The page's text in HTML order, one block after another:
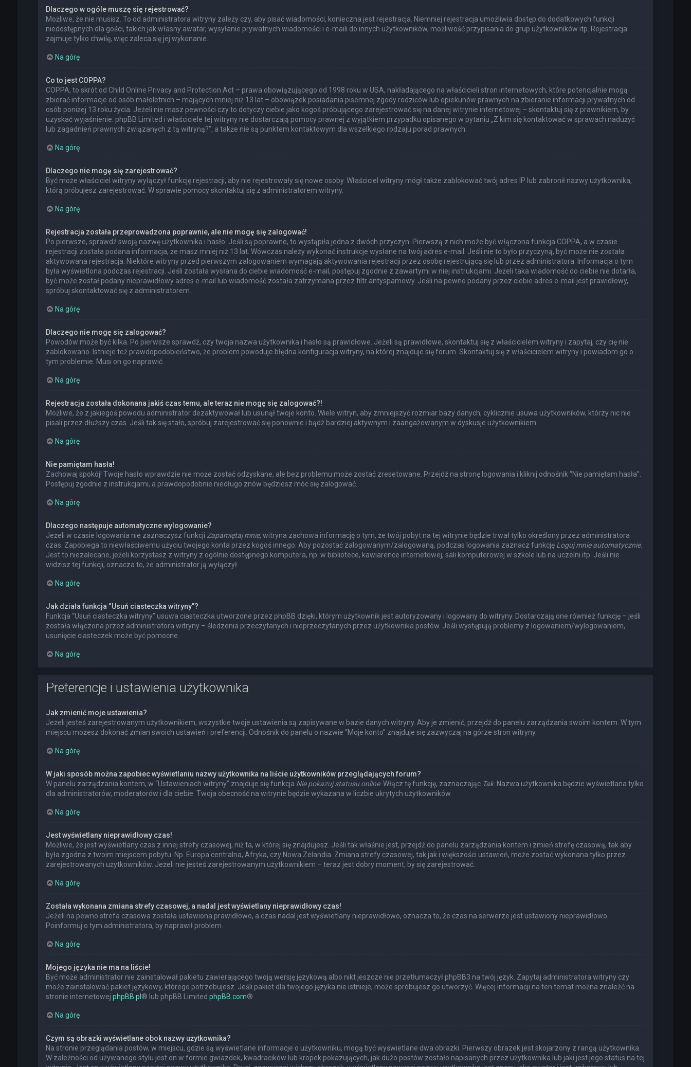
Dlaczego w ogóle muszę się rejestrować?
Możliwe, że nie musisz. To od administratora witryny zależy czy, aby pisać wiadomości, konieczna jest rejestracja. Niemniej rejestracja umożliwia dostęp do dodatkowych funkcji
niedostępnych dla gości, takich jak własny awatar, wysyłanie prywatnych wiadomości i e-maili do innych użytkowników, możliwość przypisania do grup użytkowników itp. Rejestracja
zajmuje tylko chwilę, więc zaleca się jej wykonanie.
Na górę
Co to jest COPPA?
COPPA, to skrót od Child Online Privacy and Protection Act – prawa obowiązującego od 1998 roku w USA, nakładającego na właścicieli stron internetowych, które potencjalnie mogą
zbierać informacje od osób małoletnich – mających mniej niż 13 lat – obowiązek posiadania pisemnej zgody rodziców lub opiekunów prawnych na zbieranie informacji prywatnych od
osób poniżej 13 roku życia. Jeżeli nie masz pewności czy to dotyczy ciebie jako kogoś próbującego zarejestrować się na danej witrynie internetowej – skontaktuj się z prawnikiem, by
uzyskać wyjaśnienie. phpBB Limited i właściciele tej witryny nie dostarczają pomocy prawnej z wyjątkiem przypadku opisanego w pytaniu „Z kim się kontaktować w sprawach nadużyć
lub zagadnień prawnych związanych z tą witryną?”, a także nie są punktem kontaktowym dla wszelkiego rodzaju porad prawnych.
Na górę
Dlaczego nie mogę się zarejestrować?
Być może właściciel witryny wyłączył funkcję rejestracji, aby nie rejestrowały się nowe osoby. Właściciel witryny mógł także zablokować twój adres IP lub zabronił nazwy użytkownika,
którą próbujesz zarejestrować. W sprawie pomocy skontaktuj się z administratorem witryny.
Na górę
Rejestracja została przeprowadzona poprawnie, ale nie mogę się zalogować!
Po pierwsze, sprawdź swoją nazwę użytkownika i hasło. Jeśli są poprawne, to wystąpiła jedna z dwóch przyczyn. Pierwszą z nich może być włączona funkcja COPPA, a w czasie
rejestracji została podana informacja, że masz mniej niż 13 lat. Wówczas należy wykonać instrukcje wysłane na twój adres e-mail. Jeśli nie to było przyczyną, być może nie została
aktywowana rejestracja. Niektóre witryny przed pierwszym zalogowaniem wymagają aktywowania rejestracji przez osobę rejestrującą się lub przez administratora. Informacja o tym
była wyświetlona podczas rejestracji. Jeśli została wysłana do ciebie wiadomość e-mail, postępuj zgodnie z zawartymi w niej instrukcjami. Jeżeli taka wiadomość do ciebie nie dotarła,
być może został podany nieprawidłowy adres e-mail lub wiadomość została zatrzymana przez filtr antyspamowy. Jeśli na pewno podany przez ciebie adres e-mail jest prawidłowy,
spróbuj skontaktować się z administratorem.
Na górę
Dlaczego nie mogę się zalogować?
Powodów może być kilka. Po pierwsze sprawdź, czy twoja nazwa użytkownika i hasło są prawidłowe. Jeżeli są prawidłowe, skontaktuj się z właścicielem witryny i zapytaj, czy cię nie
zablokowano. Istnieje też prawdopodobieństwo, że problem powoduje błędna konfiguracja witryny, na której znajduje się forum. Skontaktuj się z właścicielem witryny i powiadom go o
tym problemie. Musi on go naprawić.
Na górę
Rejestracja została dokonana jakiś czas temu, ale teraz nie mogę się zalogować?!
Możliwe, że z jakiegoś powodu administrator dezaktywował lub usunął twoje konto. Wiele witryn, aby zmniejszyć rozmiar bazy danych, cyklicznie usuwa użytkowników, którzy nic nie
pisali przez dłuższy czas. Jeśli tak się stało, spróbuj zarejestrować się ponownie i bądź bardziej aktywnym i zaangażowanym w dyskusje użytkownikiem.
Na górę
Nie pamiętam hasła!
Zachowaj spokój! Twoje hasło wprawdzie nie może zostać odzyskane, ale bez problemu może zostać zresetowane. Przejdź na stronę logowania i kliknij odnośnik “Nie pamiętam hasła”.
Postępuj zgodnie z instrukcjami, a prawdopodobnie niedługo znów będziesz móc się zalogować.
Na górę
Dlaczego następuje automatyczne wylogowanie?
Jeżeli w czasie logowania nie zaznaczysz funkcji Zapamiętaj mnie, witryna zachowa informację o tym, że twój pobyt na tej witrynie będzie trwał tylko określony przez administratora
czas. Zapobiega to niewłaściwemu użyciu twojego konta przez kogoś innego. Aby pozostać zalogowanym/zalogowaną, podczas logowania zaznacz funkcję Loguj mnie automatycznie.
Jest to niezalecane, jeżeli korzystasz z witryny z ogólnie dostępnego komputera, np. w bibliotece, kawiarence internetowej, sali komputerowej w szkole lub na uczelni itp. Jeśli nie
widzisz tej funkcji, oznacza to, że administrator ją wyłączył.
Na górę
Jak działa funkcja “Usuń ciasteczka witryny”?
Funkcja “Usuń ciasteczka witryny” usuwa ciasteczka utworzone przez phpBB dzięki, którym użytkownik jest autoryzowany i logowany do witryny. Dostarczają one również funkcję – jeśli
została włączona przez administratora witryny – śledzenia przeczytanych i nieprzeczytanych przez użytkownika postów. Jeśli występują problemy z logowaniem/wylogowaniem,
usunięcie ciasteczek może być pomocne.
Na górę
Preferencje i ustawienia użytkownika
Jak zmienić moje ustawienia?
Jeżeli jesteś zarejestrowanym użytkownikiem, wszystkie twoje ustawienia są zapisywane w bazie danych witryny. Aby je zmienić, przejdź do panelu zarządzania swoim kontem. W tym
miejscu możesz dokonać zmian swoich ustawień i preferencji. Odnośnik do panelu o nazwie “Moje konto” znajduje się zazwyczaj na górze stron witryny.
Na górę
W jaki sposób można zapobiec wyświetlaniu nazwy użytkownika na liście użytkowników przeglądających forum?
W panelu zarządzania kontem, w “Ustawieniach witryny” znajduje się funkcja Nie pokazuj statusu online. Włącz tę funkcję, zaznaczając Tak. Nazwa użytkownika będzie wyświetlana tylko
dla administratorów, moderatorów i dla ciebie. Twoja obecność na witrynie będzie wykazana w liczbie ukrytych użytkowników.
Na górę
Jest wyświetlany nieprawidłowy czas!
Możliwe, że jest wyświetlany czas z innej strefy czasowej, niż ta, w której się znajdujesz. Jeśli tak właśnie jest, przejdź do panelu zarządzania kontem i zmień strefę czasową, tak aby
była zgodna z twoim miejscem pobytu. Np. Europa centralna, Afryka, czy Nowa Zelandia. Zmiana strefy czasowej, tak jak i większości ustawień, może zostać wykonana tylko przez
zarejestrowanych użytkowników. Jeżeli nie jesteś zarejestrowanym użytkownikiem – teraz jest dobry moment, by się zarejestrować.
Na górę
Została wykonana zmiana strefy czasowej, a nadal jest wyświetlany nieprawidłowy czas!
Jeżeli na pewno strefa czasowa została ustawiona prawidłowo, a czas nadal jest wyświetlany nieprawidłowo, oznacza to, że czas na serwerze jest ustawiony nieprawidłowo.
Poinformuj o tym administratora, by naprawił problem.
Na górę
Mojego języka nie ma na liście!
Być może administrator nie zainstalował pakietu zawierającego twoją wersję językową albo nikt jeszcze nie przetłumaczył phpBB3 na twój język. Zapytaj administratora witryny czy
może zainstalować pakiet językowy, którego potrzebujesz. Jeśli pakiet dla twojego języka nie istnieje, może spróbujesz go utworzyć. Więcej informacji na ten temat można znaleźć na
stronie internetowej phpBB.pl ® lub phpBB Limited phpBB.com®
Na górę
Czym są obrazki wyświetlane obok nazwy użytkownika?
Na stronie przeglądania postów, w miejscu, gdzie są wyświetlane informacje o użytkowniku, mogą być wyświetlane dwa obrazki. Pierwszy obrazek jest skojarzony z rangą użytkownika.
W zależności od używanego stylu jest on w formie gwiazdek, kwadracików lub kropek pokazujących, jak dużo postów zostało napisanych przez użytkownika lub jaki jest jego status na tej